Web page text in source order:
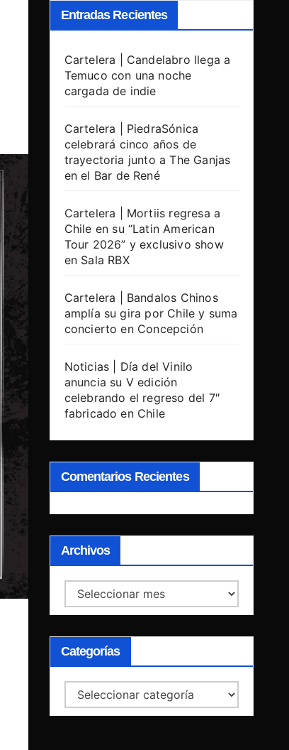
Entradas Recientes
Cartelera | Candelabro llega a
Temuco con una noche
cargada de indie
Cartelera | PiedraSónica
celebrará cinco años de
trayectoria junto a The Ganjas
en el Bar de René
Cartelera | Mortiis regresa a
Chile en su “Latin American
Tour 2026” y exclusivo show
en Sala RBX
Cartelera | Bandalos Chinos
amplía su gira por Chile y suma
concierto en Concepción
Noticias | Día del Vinilo
anuncia su V edición
celebrando el regreso del 7″
fabricado en Chile
Comentarios Recientes
Archivos
Archivos
Categorías
Categorías